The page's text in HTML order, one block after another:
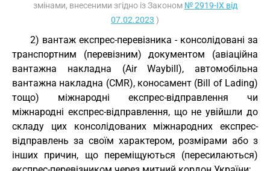
змінами, внесеними згідно із Законом № 2919-IX від
07.02.2023 )
2) вантаж експрес-перевізника - консолідовані за
транспортним (перевізним) документом (авіаційна
вантажна накладна (Air Waybill), автомобільна
вантажна накладна (CMR), коносамент (Bill of Lading)
тощо) міжнародні експрес-відправлення чи
міжнародні експрес-відправлення, що не увійшли до
складу цих консолідованих міжнародних експрес-
відправлень за своїм характером, розмірами або з
інших причин, що переміщуються (пересилаються)